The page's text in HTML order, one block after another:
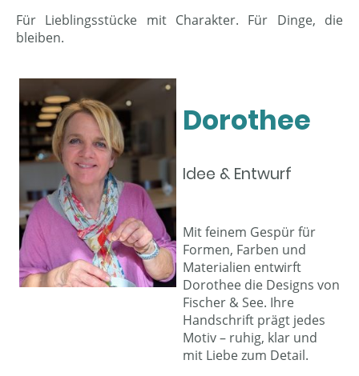
Für Lieblingsstücke mit Charakter. Für Dinge, die
bleiben.
Dorothee
Idee & Entwurf
Mit feinem Gespür für
Formen, Farben und
Materialien entwirft
Dorothee die Designs von
Fischer & See. Ihre
Handschrift prägt jedes
Motiv – ruhig, klar und
mit Liebe zum Detail.